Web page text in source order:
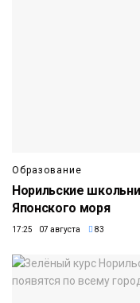
Образование
Норильские
Японского моря
17:25 07 августа 83